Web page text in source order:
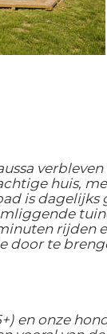
huis,
is
rijden
door te
en onze